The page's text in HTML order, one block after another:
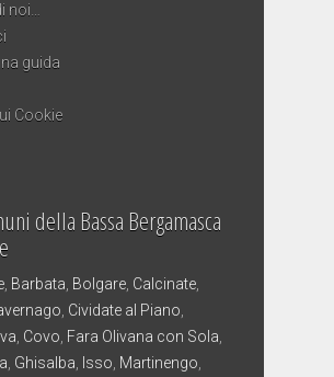
noi…
guida
Cookie
della Bassa Bergamasca
, Barbata, Bolgare, Calcinate,
, Cividate al Piano,
, Covo, Fara Olivana con Sola,
, Ghisalba, Isso, Martinengo,